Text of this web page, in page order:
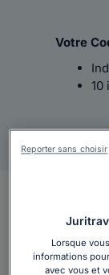
Votre
10
Code du sport:
Lorsque
informations
avec vous et
Reporter sans choisir